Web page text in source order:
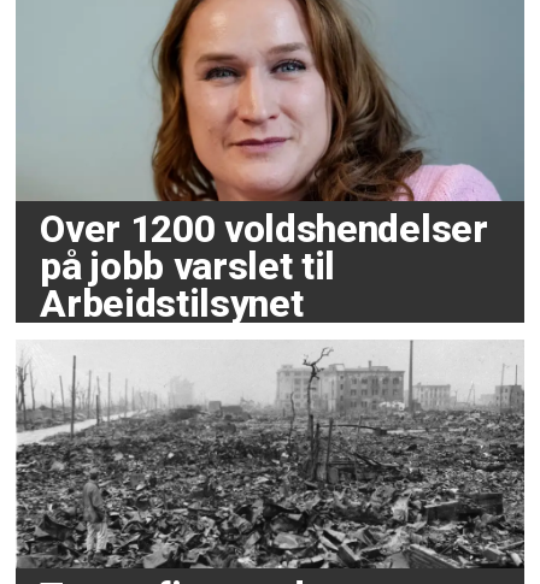
Over 1200 voldshendelser
på jobb varslet til
Arbeidstilsynet